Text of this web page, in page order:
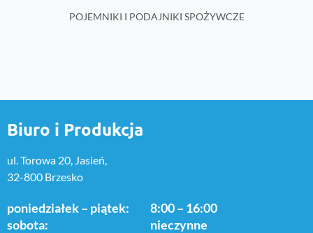
POJEMNIKI I PODAJNIKI SPOŻYWCZE
Biuro i Produkcja
ul. Torowa 20, Jasień,
32-800 Brzesko
poniedziałek – piątek:
sobota:
8:00 – 16:00
nieczynne